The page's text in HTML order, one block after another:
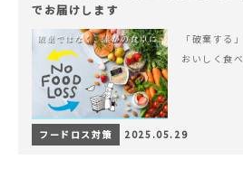
でお届けします
「破棄する
おいしく食
フードロス対策 2025.05.29